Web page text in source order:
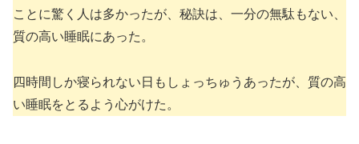
ことに驚く人は多かったが、秘訣は、一分の無駄もない、
質の高い睡眠にあった。
四時間しか寝られない日もしょっちゅうあったが、質の高
い睡眠をとるよう心がけた。